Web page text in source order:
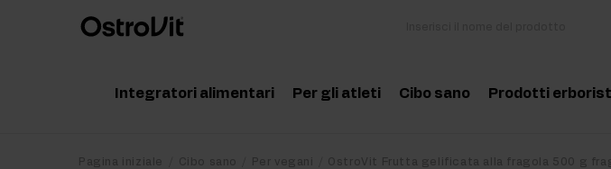
Integratori alimentari
Prodotto consigliato
Per gli atleti Cibo sano Prodotti
Pagina iniziale Cibo sano Per vegani OstroVit Frutta gelificata alla fragola 500 g